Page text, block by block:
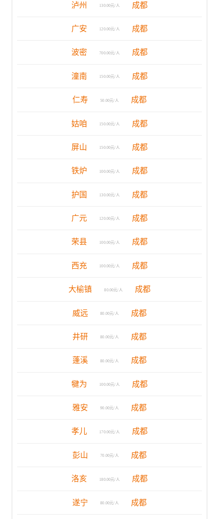
泸州 130.00元/人 成都
广安 120.00元/人 成都
波密 700.00元/人 成都
潼南 150.00元/人 成都
仁寿 50.00元/人 成都
姑咱 150.00元/人 成都
屏山 150.00元/人 成都
铁炉 100.00元/人 成都
护国 130.00元/人 成都
广元 120.00元/人 成都
荣县 100.00元/人 成都
西充 100.00元/人 成都
大榆镇 80.00元/人 成都
威远 80.00元/人 成都
井研 80.00元/人 成都
蓬溪 80.00元/人 成都
犍为 100.00元/人 成都
雅安 90.00元/人 成都
孝儿 170.00元/人 成都
彭山 70.00元/人 成都
洛亥 180.00元/人 成都
遂宁 80.00元/人 成都